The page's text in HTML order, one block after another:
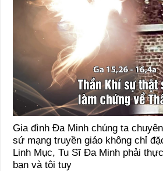
Gia đình Đa Minh chúng ta
sứ mạng truyền giáo không chỉ
Linh Mục, Tu Sĩ Đa Minh phải
bạn và tôi tuy